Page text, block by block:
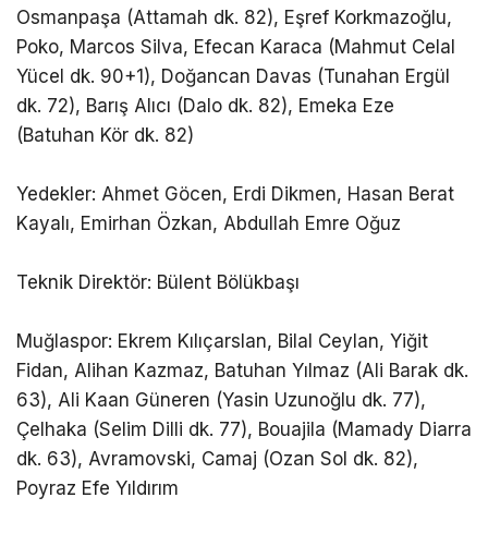
Osmanpaşa (Attamah dk. 82), Eşref Korkmazoğlu,
Poko, Marcos Silva, Efecan Karaca (Mahmut Celal
Yücel dk. 90+1), Doğancan Davas (Tunahan Ergül
dk. 72), Barış Alıcı (Dalo dk. 82), Emeka Eze
(Batuhan Kör dk. 82)
Yedekler: Ahmet Göcen, Erdi Dikmen, Hasan Berat
Kayalı, Emirhan Özkan, Abdullah Emre Oğuz
Teknik Direktör: Bülent Bölükbaşı
Muğlaspor: Ekrem Kılıçarslan, Bilal Ceylan, Yiğit
Fidan, Alihan Kazmaz, Batuhan Yılmaz (Ali Barak dk.
63), Ali Kaan Güneren (Yasin Uzunoğlu dk. 77),
Çelhaka (Selim Dilli dk. 77), Bouajila (Mamady Diarra
dk. 63), Avramovski, Camaj (Ozan Sol dk. 82),
Poyraz Efe Yıldırım